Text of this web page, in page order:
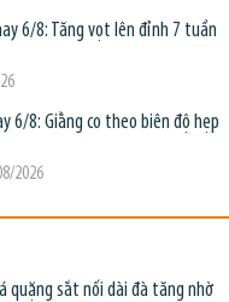
6/8: Tăng vọt lên đỉnh 7 tuần
6/8: Giằng co theo biên độ hẹp
2026
quặng sắt nối dài đà tăng nhờ